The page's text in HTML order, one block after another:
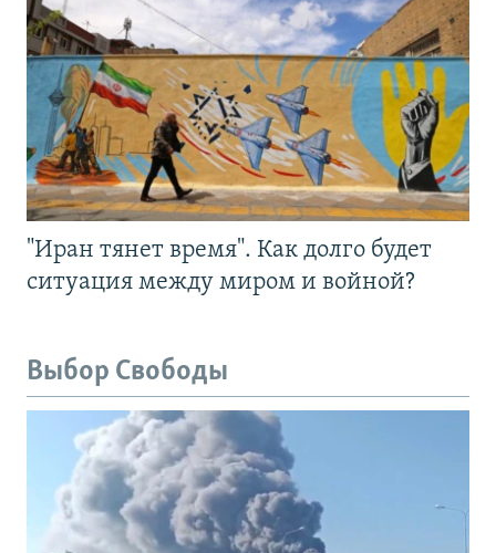
"Иран тянет время". Как долго будет
ситуация между миром и войной?
Выбор Свободы